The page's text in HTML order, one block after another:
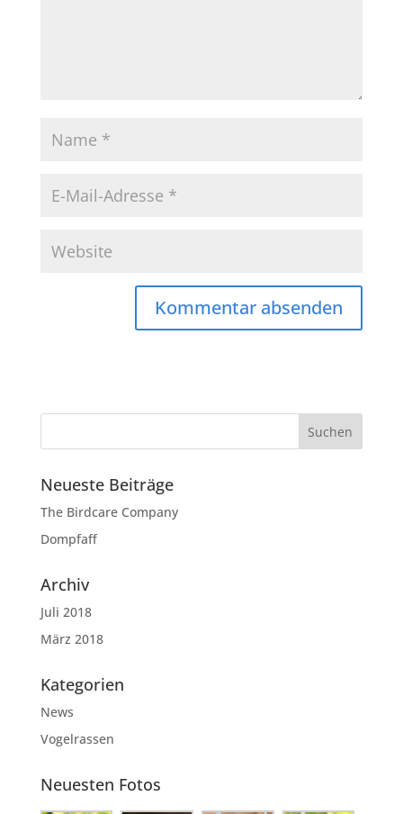
Neueste Beiträge
The Birdcare Company
Dompfaff
Archiv
Juli 2018
März 2018
Kategorien
News
Vogelrassen
Neuesten Fotos